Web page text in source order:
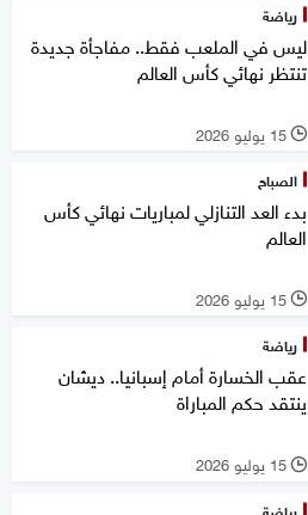
رياضة
ليس في الملعب فقط.. مفاجأة جديدة
تنتظر نهائي كأس العالم
l 15 يوليو 2026
الصباح
بدء العد التنازلي لمباريات نهائي كأس
العالم
l 15 يوليو 2026
رياضة
عقب الخسارة أمام إسبانيا.. ديشان
ينتقد حكم المباراة
l 15 يوليو 2026
رياضة